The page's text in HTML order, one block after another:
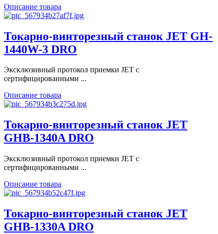
Описание товара
Токарно-винторезный станок JET GH-
1440W-3 DRO
Эксклюзивный протокол приемки JET с
сертифицированными ...
Описание товара
Токарно-винторезный станок JET
GHB-1340A DRO
Эксклюзивный протокол приемки JET с
сертифицированными ...
Описание товара
Токарно-винторезный станок JET
GHB-1330A DRO